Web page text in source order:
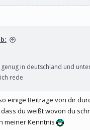
in deutschland und
rede
einige Beiträge von dir
du weißt wovon du
meiner Kenntnis